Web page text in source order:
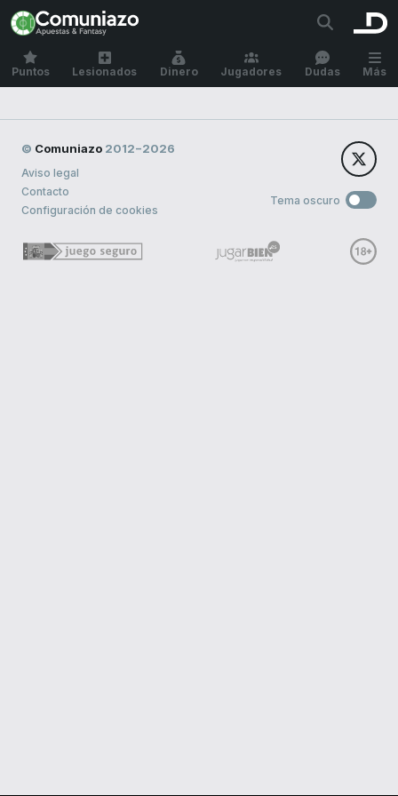
Puntos Lesionados Dinero Jugadores Dudas Más
© Comuniazo 2012−2026
Aviso legal
Contacto
Configuración de cookies
Tema oscuro